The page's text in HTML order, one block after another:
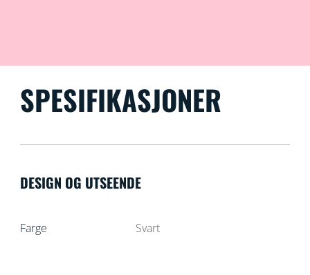
SPESIFIKASJONER
DESIGN OG UTSEENDE
Farge Svart